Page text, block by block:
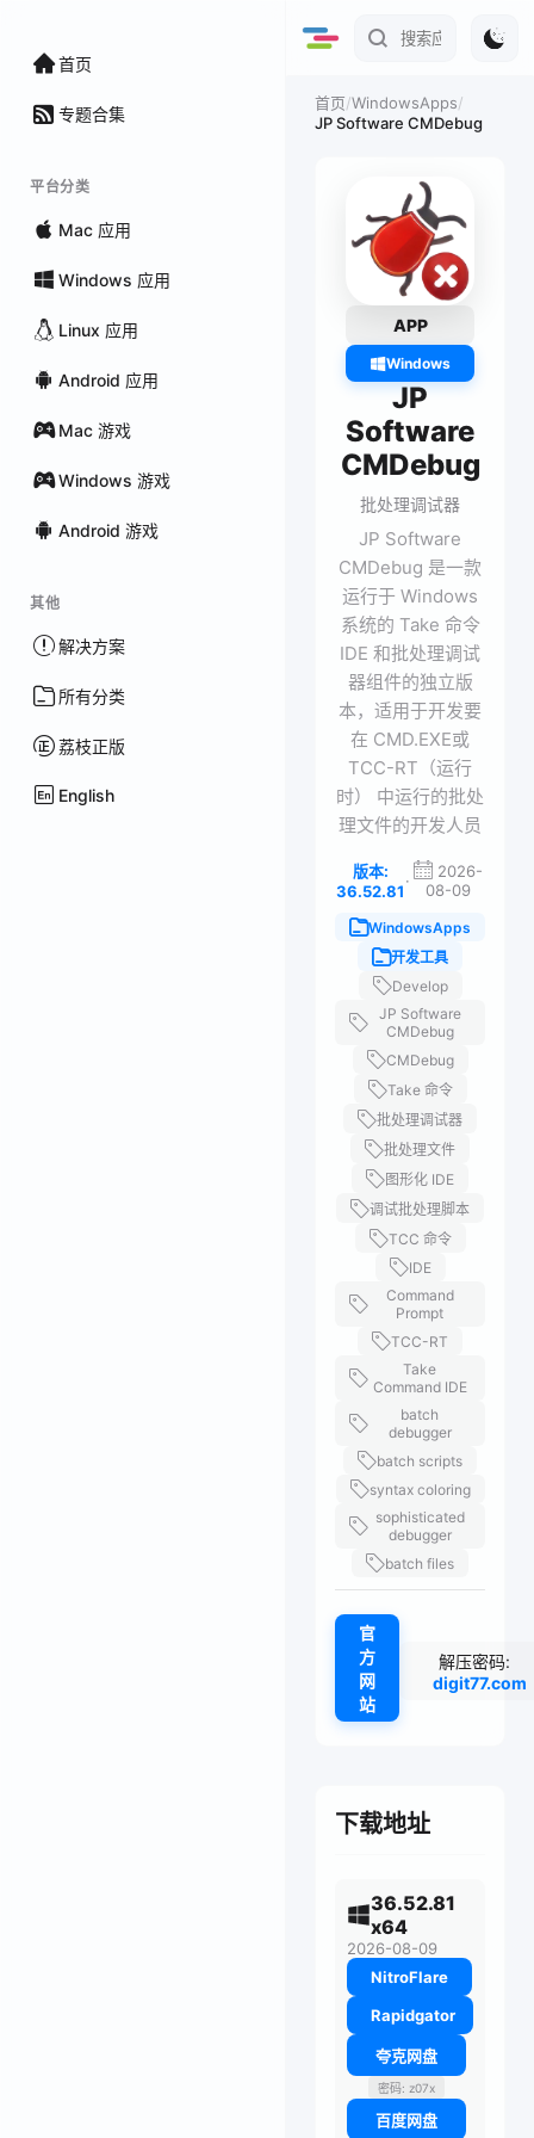
首页
专题合集
平台分类
Mac 应用
Windows 应用
Linux 应用
Android 应用
Mac 游戏
Windows 游戏
Android 游戏
其他
解决方案
所有分类
荔枝正版
English
首页/WindowsApps/
JP Software CMDebug
APP
Windows
JP
Software
CMDebug
批处理调试器
JP Software
CMDebug 是一款
运行于 Windows
系统的 Take 命令
IDE 和批处理调试
器组件的独立版
本，适用于开发要
在 CMD.EXE或
TCC-RT（运行
时） 中运行的批处
理文件的开发人员
版本:
36.52.81
·
2026-
08-09
WindowsApps
开发工具
Develop
JP Software
CMDebug
CMDebug
Take 命令
批处理调试器
批处理文件
图形化 IDE
调试批处理脚本
TCC 命令
IDE
Command
Prompt
TCC-RT
Take
Command IDE
batch
debugger
batch scripts
syntax coloring
sophisticated
debugger
batch files
官
方
网
站
解压密码:
digit77.com
下载地址
36.52.81
x64
2026-08-09
NitroFlare
Rapidgator
夸克网盘
密码: z07x
百度网盘